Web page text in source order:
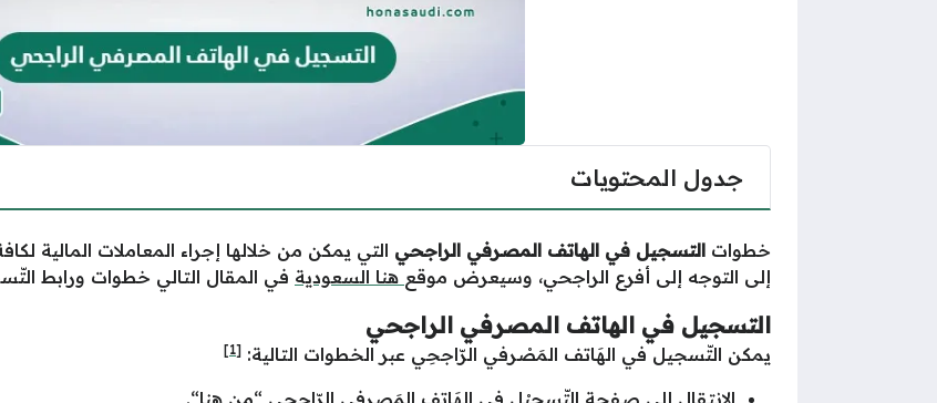
جدول المحتويات
خطوات التسجيل في الهاتف المصرفي الراجحي التي يمكن من خلالها إجراء المعاملات المالية
إلى التوجه إلى أفرع الراجحي، وسيعرض موقع هنا السعودية في المقال التالي خطوات ورابط
التسجيل في الهاتف المصرفي الراجحي
يمكن التّسجيل في الهَاتف المَصْرفي الرّاجحِي عبر الخطوات التالية: [1]